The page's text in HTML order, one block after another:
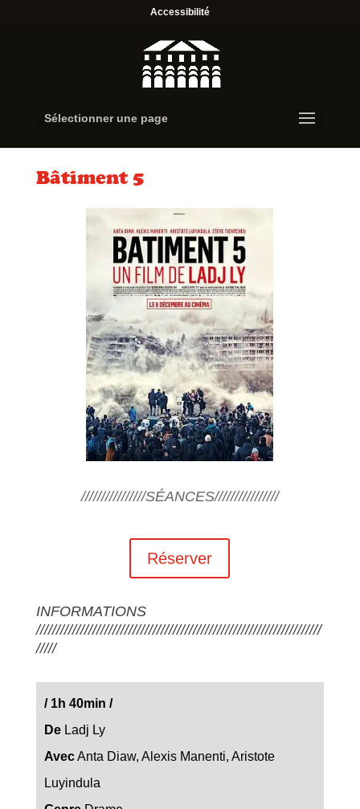
Accessibilité
Sélectionner une page
Bâtiment 5
////////////////SÉANCES////////////////
Réserver
INFORMATIONS
///////////////////////////////////////////////////////////////////////
/////
/1h 40min /
DeLadj Ly
AvecAnta Diaw, Alexis Manenti, Aristote
Luyindula